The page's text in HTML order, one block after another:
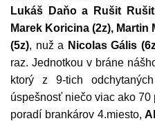
Lukáš Daňo a Rušit
Marek Koricina (2z), Martin
(5z), nuž a Nicolas Gális
raz. Jednotkou v bráne
ktorý z 9-tich
úspešnosť niečo viac ako 70
poradí brankárov 4.miesto,